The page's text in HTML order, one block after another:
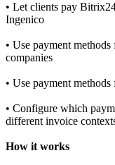
• Let clients pay
Ingenico
• Use payment
companies
• Use payment
• Configure which
different invoice
How it works